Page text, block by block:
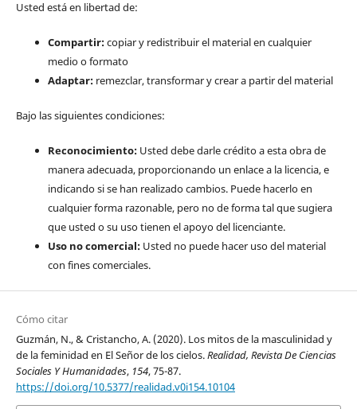
Usted está en libertad de:
Compartir:copiar y redistribuir el material en cualquier
medio o formato
Adaptar:remezclar, transformar y crear a partir del material
Bajo las siguientes condiciones:
Reconocimiento:Usted debe darle crédito a esta obra de
manera adecuada, proporcionando un enlace a la licencia, e
indicando si se han realizado cambios. Puede hacerlo en
cualquier forma razonable, pero no de forma tal que sugiera
que usted o su uso tienen el apoyo del licenciante.
Uso no comercial:Usted no puede hacer uso del material
con fines comerciales.
Cómo citar
Guzmán, N., & Cristancho, A. (2020). Los mitos de la masculinidad y
de la feminidad en El Señor de los cielos.Realidad, Revista De Ciencias
Sociales Y Humanidades, 154, 75-87.
https://doi.org/10.5377/realidad.v0i154.10104